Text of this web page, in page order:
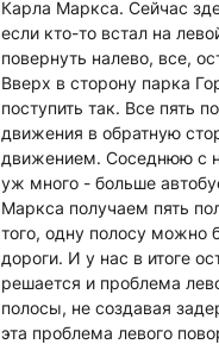
Карла Маркса. Сейчас
если кто-то встал на
повернуть налево, все,
Вверх в сторону парка
поступить так. Все пять
движения в обратную
движением. Соседнюю с
уж много - больше
Маркса получаем пять
того, одну полосу можно
дороги. И у нас в итоге
решается и проблема
полосы, не создавая
эта проблема левого